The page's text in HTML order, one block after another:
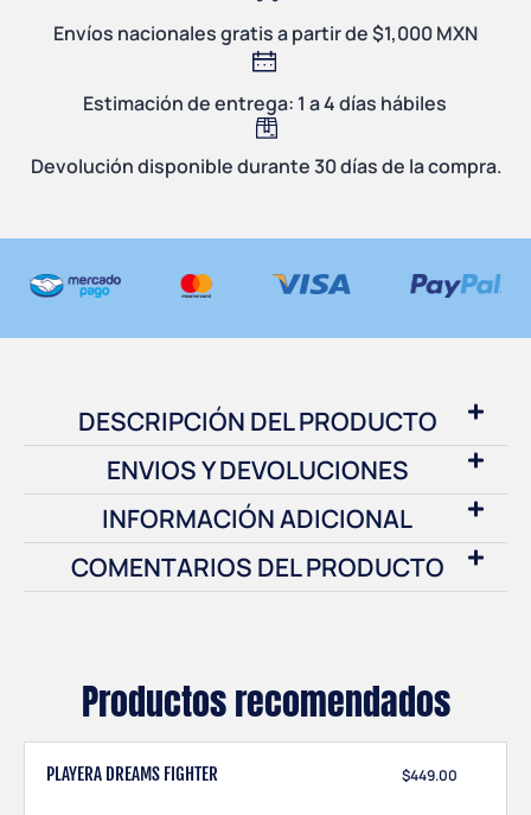
Envíos nacionales gratis a partir de $1,000 MXN
Estimación de entrega: 1 a 4 días hábiles
Devolución disponible durante 30 días de la compra.
DESCRIPCIÓN DEL PRODUCTO
ENVIOS Y DEVOLUCIONES
INFORMACIÓN ADICIONAL
COMENTARIOS DEL PRODUCTO
Productos recomendados
PLAYERA DREAMS FIGHTER $449.00